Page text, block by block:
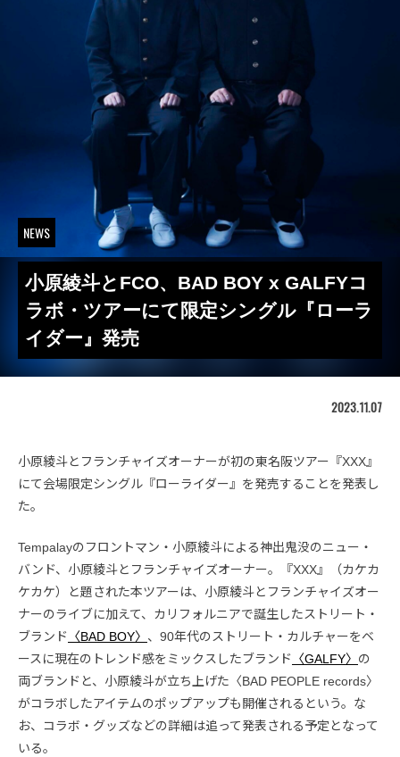
NEWS
小原綾斗とFCO、BAD BOY x GALFYコ
ラボ・ツアーにて限定シングル『ローラ
イダー』発売
2023.11.07
小原綾斗とフランチャイズオーナーが初の東名阪ツアー『XXX』
にて会場限定シングル『ローライダー』を発売することを発表し
た。
Tempalayのフロントマン・小原綾斗による神出鬼没のニュー・
バンド、小原綾斗とフランチャイズオーナー。『XXX』（カケカ
ケカケ）と題された本ツアーは、小原綾斗とフランチャイズオー
ナーのライブに加えて、カリフォルニアで誕生したストリート・
ブランド
〈BAD BOY〉 、90年代のストリート・カルチャーをベ
ースに現在のトレンド感をミックスしたブランド
〈GALFY〉 の
両ブランドと、小原綾斗が立ち上げた〈BAD PEOPLE records〉
がコラボしたアイテムのポップアップも開催されるという。な
お、コラボ・グッズなどの詳細は追って発表される予定となって
いる。